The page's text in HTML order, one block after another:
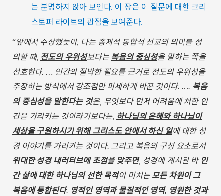
는 분명하지 않아보인다. 이 장은 이 질문에 대한 크리
스토퍼 라이트의 관점을 보여준다.
“앞에서 주장했듯이, 나는 총체적 통합적 선교의 의미를 정
의할 때, 전도의 우위성보다는 복음의 중심성을 말하는 쪽을
선호한다. … 인간의 절박한 필요를 근거로 전도의 우위성을
주장하는 방식에서 강조점만 미세하게 바꾼 것이다. …. 복음
의 중심성을 말한다는 것은, 무엇보다 먼저 어려움에 처한 인
간을 가리키는 것이라기보다는, 하나님의 은혜와 하나님이
세상을 구원하시기 위해 그리스도 안에서 하신 일에 대한 성
경 이야기를 가리키는 것이다. 그리고 복음의 구성 요소로서
위대한 성경 내러티브에 초점을 맞추면, 성경에 계시된 바 인
간 삶에 대한 하나님의 선한 목적이 미치는 모든 차원이 그
복음에 통합된다. 영적인 영역과 물질적인 영역, 영원한 것과